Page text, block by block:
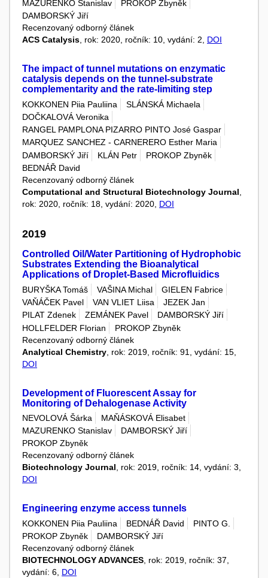
MAZURENKO Stanislav
PROKOP Zbyněk
DAMBORSKÝ Jiří
Recenzovaný odborný článek
ACS Catalysis, rok: 2020, ročník: 10, vydání: 2, DOI
The impact of tunnel mutations on enzymatic
catalysis depends on the tunnel-substrate
complementarity and the rate-limiting step
KOKKONEN Piia Pauliina
SLÁNSKÁ Michaela
DOČKALOVÁ Veronika
RANGEL PAMPLONA PIZARRO PINTO José Gaspar
MARQUEZ SANCHEZ - CARNERERO Esther Maria
DAMBORSKÝ Jiří
KLÁN Petr
PROKOP Zbyněk
BEDNÁŘ David
Recenzovaný odborný článek
Computational and Structural Biotechnology Journal
rok: 2020, ročník: 18, vydání: 2020, DOI
2019
Controlled Oil/Water Partitioning of Hydrophobic
Substrates Extending the Bioanalytical
Applications of Droplet-Based Microfluidics
BURYŠKA Tomáš VAŠINA Michal
GIELEN Fabrice
VAŇÁČEK Pavel
VAN VLIET Liisa
JEZEK Jan
PILAT Zdenek
ZEMÁNEK Pavel
DAMBORSKÝ Jiří
HOLLFELDER Florian
PROKOP Zbyněk
Recenzovaný odborný článek
Analytical Chemistry , rok: 2019, ročník: 91, vydání: 15,
DOI
Development of Fluorescent Assay for
Monitoring of Dehalogenase Activity
NEVOLOVÁ Šárka
MAŇÁSKOVÁ Elisabet
MAZURENKO Stanislav
DAMBORSKÝ Jiří
PROKOP Zbyněk
Recenzovaný odborný článek
Biotechnology Journal, rok: 2019, ročník: 14, vydání: 3,
DOI
Engineering enzyme access tunnels
KOKKONEN Piia Pauliina BEDNÁŘ David
PINTO G.
PROKOP Zbyněk
DAMBORSKÝ Jiří
Recenzovaný odborný článek
BIOTECHNOLOGY ADVANCES , rok: 2019, ročník: 37,
vydání: 6, DOI